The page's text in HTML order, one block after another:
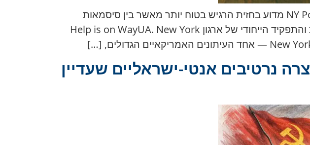
יהודי אמריקאי, מפעיל רחפנים סם נגינס, שהתנדב באוקראינה, סיפר ל-NY Post מדוע בחזית הרגיש בטוח יותר מאשר בין סיסמאות
אנטישמיות בניו יורק. במאמר — מבטו על האחווה האוקראינית-אמריקאית והתפקיד הייחודי של ארגון Help is on WayUA. New York
נרטיבים אנטי-ישראליים שעדיין